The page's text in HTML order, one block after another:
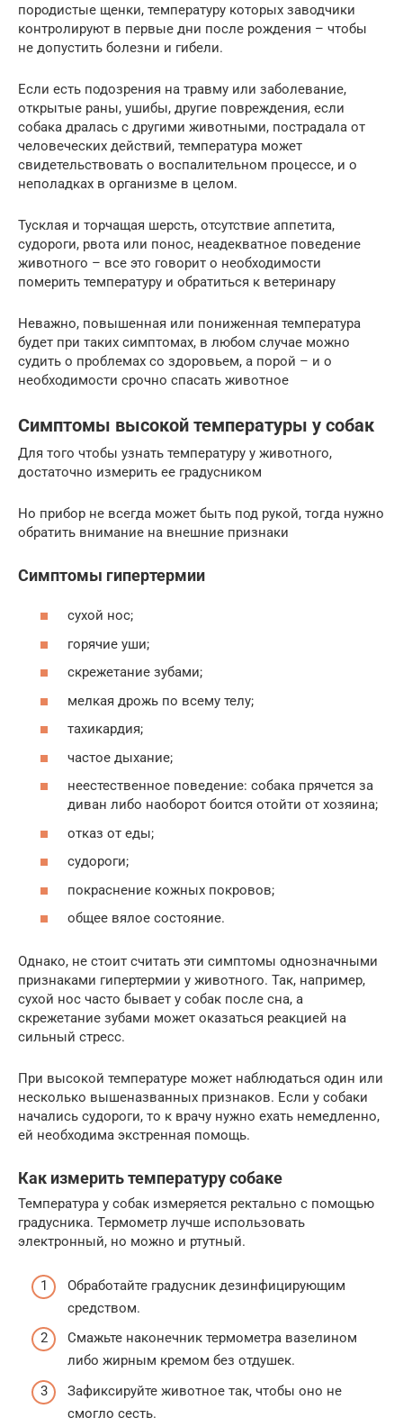
породистые щенки, температуру которых заводчики
контролируют в первые дни после рождения – чтобы
не допустить болезни и гибели.
Если есть подозрения на травму или заболевание,
открытые раны, ушибы, другие повреждения, если
собака дралась с другими животными, пострадала от
человеческих действий, температура может
свидетельствовать о воспалительном процессе, и о
неполадках в организме в целом.
Тусклая и торчащая шерсть, отсутствие аппетита,
судороги, рвота или понос, неадекватное поведение
животного – все это говорит о необходимости
померить температуру и обратиться к ветеринару
Неважно, повышенная или пониженная температура
будет при таких симптомах, в любом случае можно
судить о проблемах со здоровьем, а порой – и о
необходимости срочно спасать животное
Симптомы высокой температуры у собак
Для того чтобы узнать температуру у животного,
достаточно измерить ее градусником
Но прибор не всегда может быть под рукой, тогда нужно
обратить внимание на внешние признаки
Симптомы гипертермии
сухой нос;
горячие уши;
скрежетание зубами;
мелкая дрожь по всему телу;
тахикардия;
частое дыхание;
неестественное поведение: собака прячется за
диван либо наоборот боится отойти от хозяина;
отказ от еды;
судороги;
покраснение кожных покровов;
общее вялое состояние.
Однако, не стоит считать эти симптомы однозначными
признаками гипертермии у животного. Так, например,
сухой нос часто бывает у собак после сна, а
скрежетание зубами может оказаться реакцией на
сильный стресс.
При высокой температуре может наблюдаться один или
несколько вышеназванных признаков. Если у собаки
начались судороги, то к врачу нужно ехать немедленно,
ей необходима экстренная помощь.
Как измерить температуру собаке
Температура у собак измеряется ректально с помощью
градусника. Термометр лучше использовать
электронный, но можно и ртутный.
Обработайте градусник дезинфицирующим
средством.
Смажьте наконечник термометра вазелином
либо жирным кремом без отдушек.
Зафиксируйте животное так, чтобы оно не
смогло сесть.